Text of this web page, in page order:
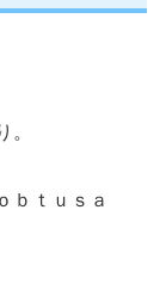
。
ｂｔｕｓａ